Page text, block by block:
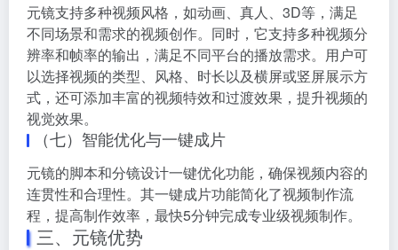
元镜支持多种视频风格，如动画、真人、3D等，满足
不同场景和需求的视频创作。同时，它支持多种视频分
辨率和帧率的输出，满足不同平台的播放需求。用户可
以选择视频的类型、风格、时长以及横屏或竖屏展示方
式，还可添加丰富的视频特效和过渡效果，提升视频的
视觉效果。
（七）智能优化与一键成片
元镜的脚本和分镜设计一键优化功能，确保视频内容的
连贯性和合理性。其一键成片功能简化了视频制作流
程，提高制作效率，最快5分钟完成专业级视频制作。
三、元镜优势